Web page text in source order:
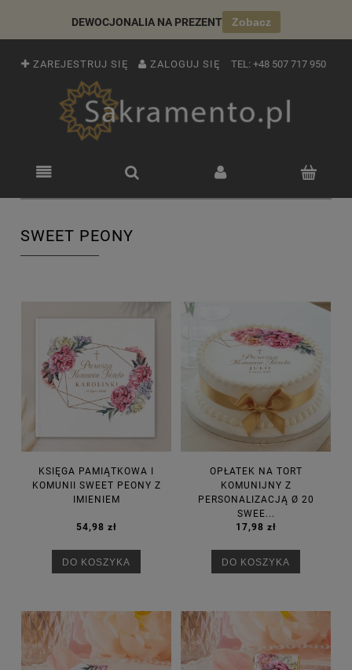
DEWOCJONALIA NA PREZENT Zobacz
ZAREJESTRUJ SIĘ ZALOGUJ SIĘ TEL: +48 507 717 950
SWEET PEONY
KSIĘGA PAMIĄTKOWA I
KOMUNII SWEET PEONY Z
IMIENIEM
54,98 zł
DO KOSZYKA
OPŁATEK NA TORT
KOMUNIJNY Z
PERSONALIZACJĄ Ø 20
SWEE...
17,98 zł
DO KOSZYKA